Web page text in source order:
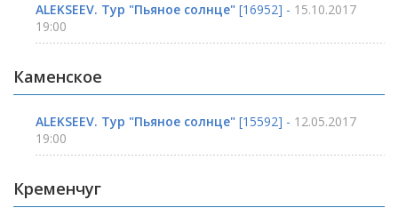
ALEKSEEV. Тур "Пьяное солнце" [16952] - 15.10.2017
19:00
Каменское
ALEKSEEV. Тур "Пьяное солнце" [15592] - 12.05.2017
19:00
Кременчуг